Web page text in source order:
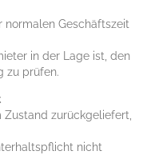
normalen Geschäftszeit
in der Lage ist, den
zu prüfen.
zurückgeliefert,
nicht